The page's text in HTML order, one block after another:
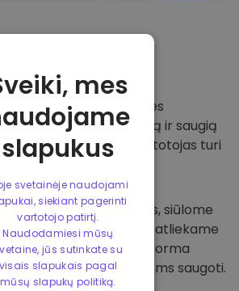
platformoje
, mes
valiutą į jūsų specialią ir saugią
Kiekvienas vartotojas turi
savo klientus ir jų lėšas, siūlome
ir reguliariai atliekame
šio požiūrio mūsų platforma
ir kitoms kriptovaliutoms saugoti.
mes
slapukus
svetainėje naudojami
siekiant pagerinti
vartotojo patirtį.
Naudodamiesi mūsų
jūs sutinkate su
visais slapukais pagal
mūsų slapukų politiką.